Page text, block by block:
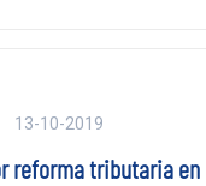
13-10-2019
reforma tributaria en